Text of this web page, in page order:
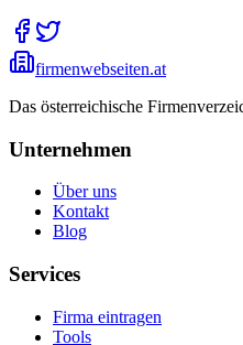
firmenwebseiten.at
Das österreichische
Unternehmen
Über uns
Kontakt
Blog
Services
Firma eintragen
Tools